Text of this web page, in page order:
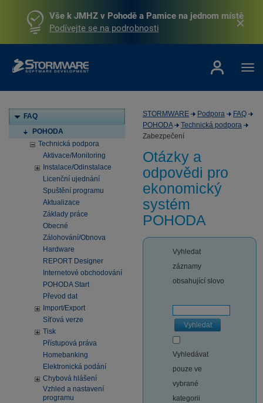
Vše k JMHZ v Pohodě a Pamice na jednom místě
Podívejte se na podrobnosti
FAQ
POHODA
Technická podpora
Aktivace/Monitoring
Instalace/Odinstalace
Licenční ujednání
Spuštění programu
Aktualizace
Základy práce
Obecné
Zálohování/Obnova
Hardware
REPORT Designer
Internetové obchodování
POHODA Start
Převod dat
Import/Export
Síťová verze
Tisk
Přístupová práva
Homebanking
Elektronická podání
Chybová hlášení
Vzhled a nastavení
programu
STORMWARE Podpora
FAQ
POHODA
Technická podpora
Zabezpečení
Otázky a
odpovědi pro
ekonomický
systém
POHODA
Vyhledat
záznamy
obsahující slovo
Vyhledat
Vyhledávat
pouze ve
vybrané
kategorii